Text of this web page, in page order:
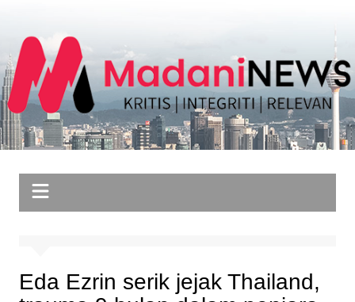
content
Eda Ezrin serik jejak Thailand,